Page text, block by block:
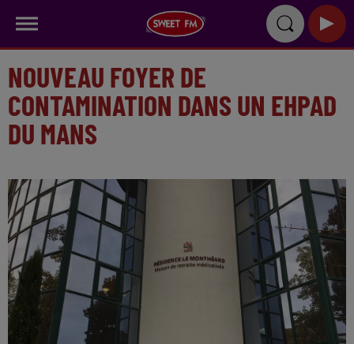
NOUVEAU FOYER DE
CONTAMINATION DANS UN EHPAD
DU MANS